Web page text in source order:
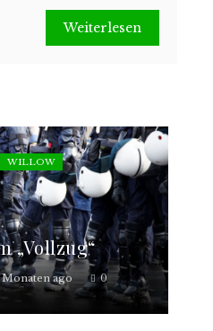
Weiterlesen
„Vollzug“
Monaten ago 0
WILLOW